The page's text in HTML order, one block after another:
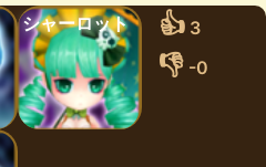
シャーロット 👍 3
👎 -0